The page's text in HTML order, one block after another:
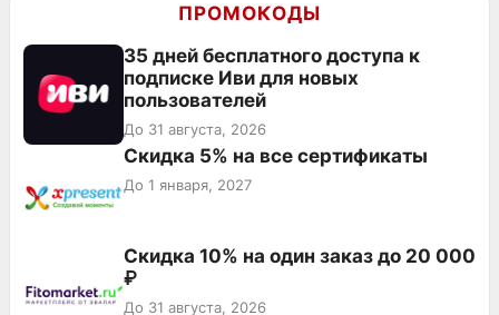
ПРОМОКОДЫ
35 дней бесплатного доступа к
подписке Иви для новых
пользователей
До 31 августа, 2026
Скидка 5% на все сертификаты
До 1 января, 2027
Скидка 10% на один заказ до 20 000
₽
До 31 августа, 2026